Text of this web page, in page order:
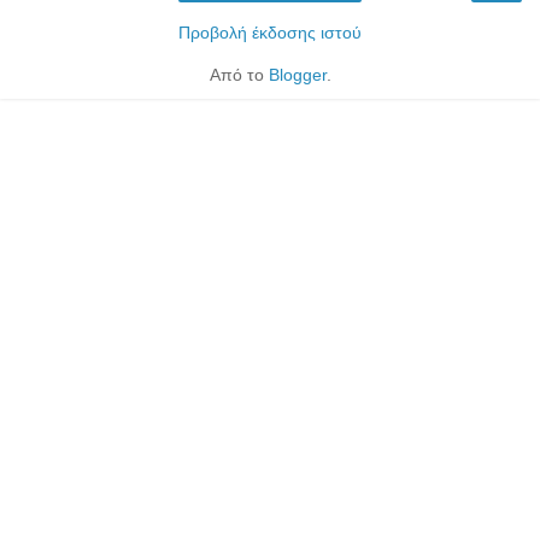
Προβολή έκδοσης ιστού
Από το Blogger.